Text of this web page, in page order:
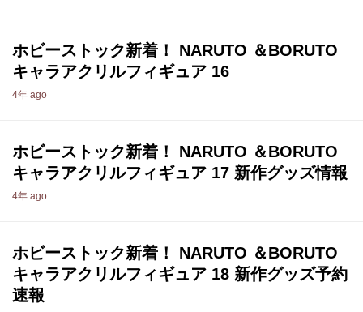
ホビーストック新着！ NARUTO ＆BORUTO
キャラアクリルフィギュア 16
4年 ago
ホビーストック新着！ NARUTO ＆BORUTO
キャラアクリルフィギュア 17 新作グッズ情報
4年 ago
ホビーストック新着！ NARUTO ＆BORUTO
キャラアクリルフィギュア 18 新作グッズ予約
速報